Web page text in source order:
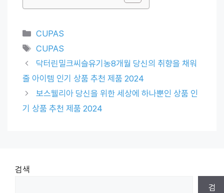
Categories
CUPAS
Tags
CUPAS
닥터린밀크씨슬유기농8개월 당신의 취향을 채워
줄 아이템 인기 상품 추천 제품 2024
보스웰리아 당신을 위한 세상에 하나뿐인 상품 인
기 상품 추천 제품 2024
검색
검